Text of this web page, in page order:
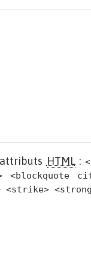
HTML:
<strike>